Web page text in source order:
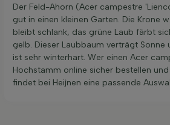
Der Feld-Ahorn (Acer campestre
gut in einen kleinen Garten. Die Krone
bleibt schlank, das grüne Laub färbt
gelb. Dieser Laubbaum verträgt Sonne
ist sehr winterhart. Wer einen Acer
Hochstamm online sicher bestellen
findet bei Heijnen eine passende